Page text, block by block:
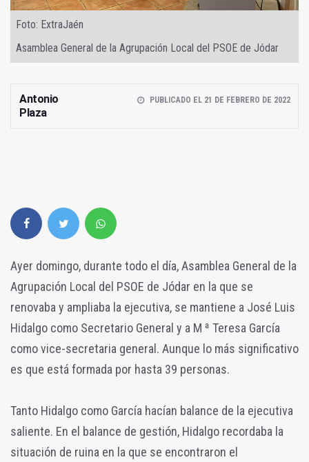
Foto: ExtraJaén
Asamblea General de la Agrupación Local del PSOE de Jódar
Antonio
Plaza
PUBLICADO EL 21 DE FEBRERO DE 2022
Ayer domingo, durante todo el día, Asamblea General de la
Agrupación Local del PSOE de Jódar en la que se
renovaba y ampliaba la ejecutiva, se mantiene a José Luis
Hidalgo como Secretario General y a M ª Teresa García
como vice-secretaria general. Aunque lo más significativo
es que está formada por hasta 39 personas.
Tanto Hidalgo como García hacían balance de la ejecutiva
saliente. En el balance de gestión, Hidalgo recordaba la
situación de ruina en la que se encontraron el